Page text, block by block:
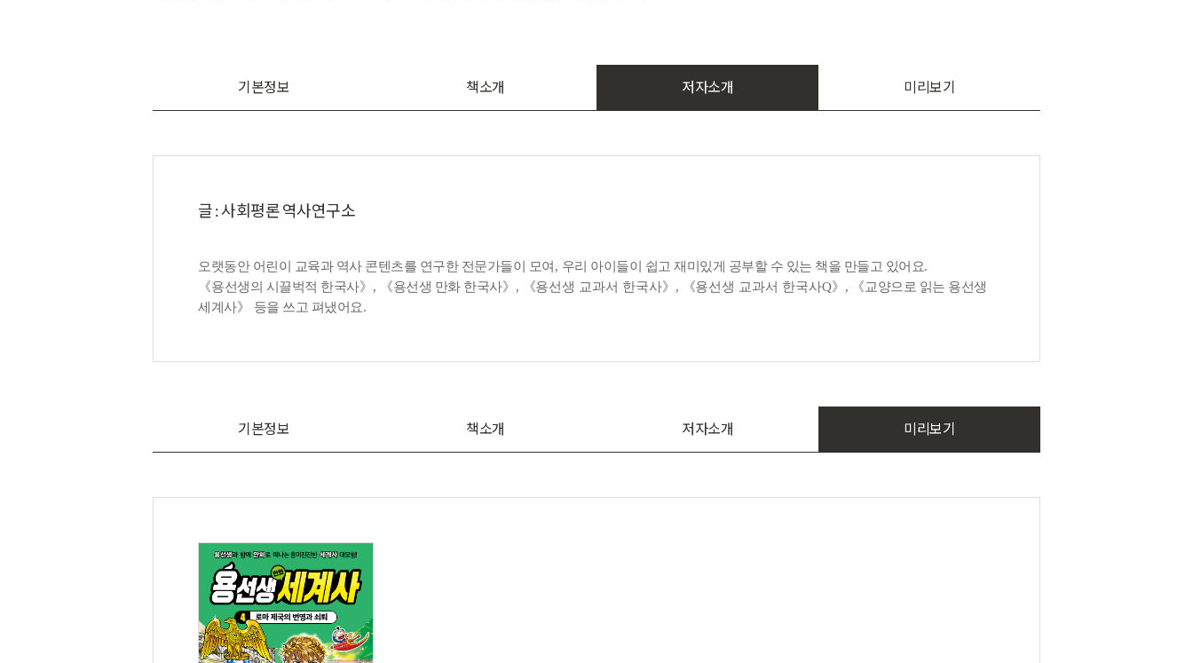
기본정보 책소개 저자소개 미리보기
글 : 사회평론 역사연구소
오랫동안 어린이 교육과 역사 콘텐츠를 연구한 전문가들이 모여 , 우리 아이들이 쉽고 재미있게 공부할 수 있는 책을 만들고 있어요.
《용선생의 시끌벅적 한국사》 , 《용선생 만화 한국사》 , 《용선생 교과서 한국사》 , 《용선생 교과서 한국사Q》, 《교양으로 읽는 용선생
세계사》 등을 쓰고 펴냈어요.
기본정보 책소개 저자소개 미리보기